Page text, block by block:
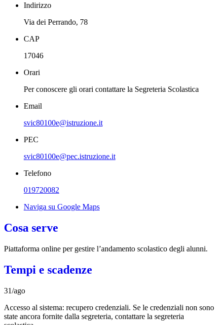
Indirizzo
Via dei Perrando, 78
CAP
17046
Orari
Per conoscere gli orari contattare la Segreteria Scolastica
Email
svic80100e@istruzione.it
PEC
svic80100e@pec.istruzione.it
Telefono
019720082
Naviga su Google Maps
Cosa serve
Piattaforma online per gestire l’andamento scolastico degli alunni.
Tempi e scadenze
31/ago
Accesso al sistema: recupero credenziali. Se le credenziali non sono
state ancora fornite dalla segreteria, contattare la segreteria